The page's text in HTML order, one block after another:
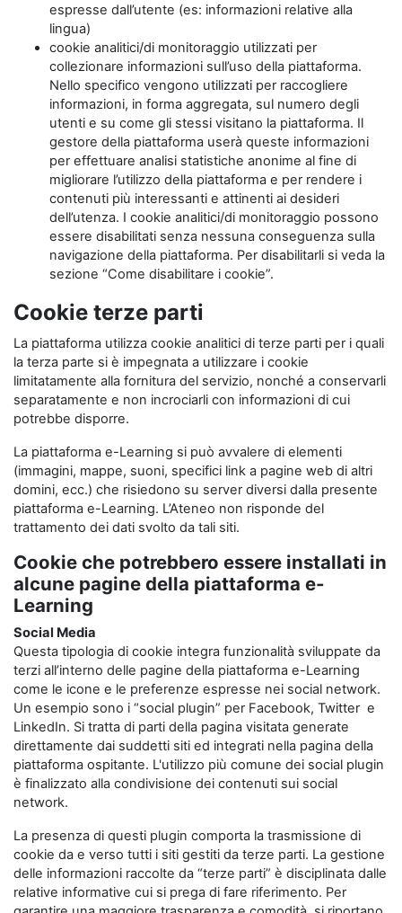
espresse dall’utente (es: informazioni relative alla
lingua)
cookie analitici/di monitoraggio utilizzati per
collezionare informazioni sull’uso della piattaforma.
Nello specifico vengono utilizzati per raccogliere
informazioni, in forma aggregata, sul numero degli
utenti e su come gli stessi visitano la piattaforma. Il
gestore della piattaforma userà queste informazioni
per effettuare analisi statistiche anonime al fine di
migliorare l’utilizzo della piattaforma e per rendere i
contenuti più interessanti e attinenti ai desideri
dell’utenza. I cookie analitici/di monitoraggio possono
essere disabilitati senza nessuna conseguenza sulla
navigazione della piattaforma. Per disabilitarli si veda la
sezione “Come disabilitare i cookie”.
Cookie terze parti
La piattaforma utilizza cookie analitici di terze parti per i quali
la terza parte si è impegnata a utilizzare i cookie
limitatamente alla fornitura del servizio, nonché a conservarli
separatamente e non incrociarli con informazioni di cui
potrebbe disporre.
La piattaforma e-Learning si può avvalere di elementi
(immagini, mappe, suoni, specifici link a pagine web di altri
domini, ecc.) che risiedono su server diversi dalla presente
piattaforma e-Learning. L’Ateneo non risponde del
trattamento dei dati svolto da tali siti.
Cookie che potrebbero essere installati in
alcune pagine della piattaforma e-
Learning
Social Media
Questa tipologia di cookie integra funzionalità sviluppate da
terzi all’interno delle pagine della piattaforma e-Learning
come le icone e le preferenze espresse nei social network.
Un esempio sono i “social plugin” per Facebook, Twitter e
LinkedIn. Si tratta di parti della pagina visitata generate
direttamente dai suddetti siti ed integrati nella pagina della
piattaforma ospitante. L'utilizzo più comune dei social plugin
è finalizzato alla condivisione dei contenuti sui social
network.
La presenza di questi plugin comporta la trasmissione di
cookie da e verso tutti i siti gestiti da terze parti. La gestione
delle informazioni raccolte da “terze parti” è disciplinata dalle
relative informative cui si prega di fare riferimento. Per